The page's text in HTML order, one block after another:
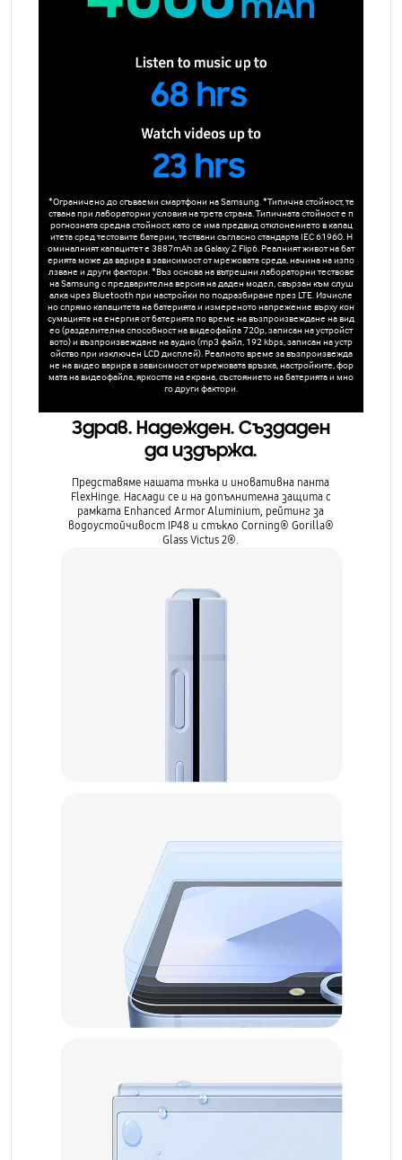
*Ограничено до сгъваеми смартфони на Samsung. *Типична стойност, те
ствана при лабораторни условия на трета страна. Типичната стойност е п
рогнозната средна стойност, като се има предвид отклонението в капац
итета сред тестовите батерии, тествани съгласно стандарта IEC 61960. Н
оминалният капацитет е 3887mAh за Galaxy Z Flip6. Реалният живот на бат
ерията може да варира в зависимост от мрежовата среда, начина на изпо
лзване и други фактори. *Въз основа на вътрешни лабораторни тествове
на Samsung с предварителна версия на даден модел, свързан към слуш
алка чрез Bluetooth при настройки по подразбиране през LTE. Изчисле
но спрямо капацитета на батерията и измереното напрежение върху кон
сумацията на енергия от батерията по време на възпроизвеждане на вид
ео (разделителна способност на видеофайла 720p, записан на устройст
вото) и възпроизвеждане на аудио (mp3 файл, 192 kbps, записан на устр
ойство при изключен LCD дисплей). Реалното време за възпроизвежда
не на видео варира в зависимост от мрежовата връзка, настройките, фор
мата на видеофайла, яркостта на екрана, състоянието на батерията и мно
го други фактори.
Здрав. Надежден. Създаден
да издържа.
Представяме нашата тънка и иновативна панта
FlexHinge. Наслади се и на допълнителна защита с
рамката Enhanced Armor Aluminium, рейтинг за
водоустойчивост IP48 и стъкло Corning® Gorilla®
Glass Victus 2®.